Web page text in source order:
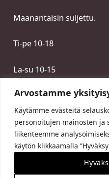
Arvostamme
Käytämme evästeitä
personoitujen mainosten ja
liikenteemme
käytön klikkaamalla
Maanantaisin suljettu.
Ti-pe 10-18
La-su 10-15